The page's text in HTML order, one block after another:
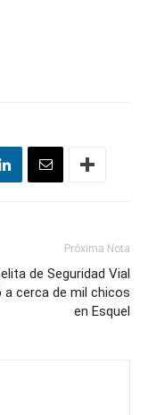
Próxima Nota
de Seguridad Vial
a cerca de mil chicos
en Esquel